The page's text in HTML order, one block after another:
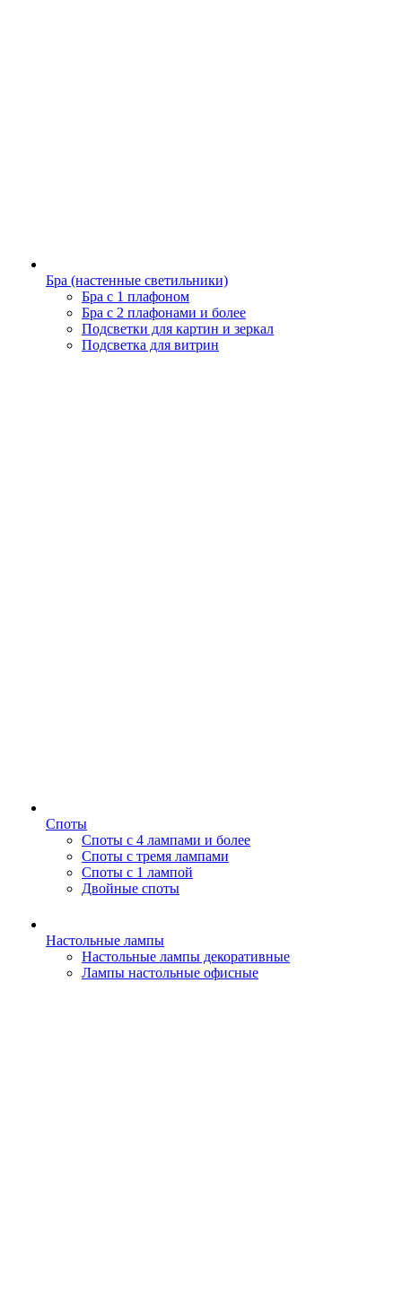
Бра (настенные светильники)
Бра с 1 плафоном
Бра с 2 плафонами и более
Подсветки для картин и зеркал
Подсветка для витрин
Споты
Споты с 4 лампами и более
Споты с тремя лампами
Споты с 1 лампой
Двойные споты
Настольные лампы
Настольные лампы декоративные
Лампы настольные офисные